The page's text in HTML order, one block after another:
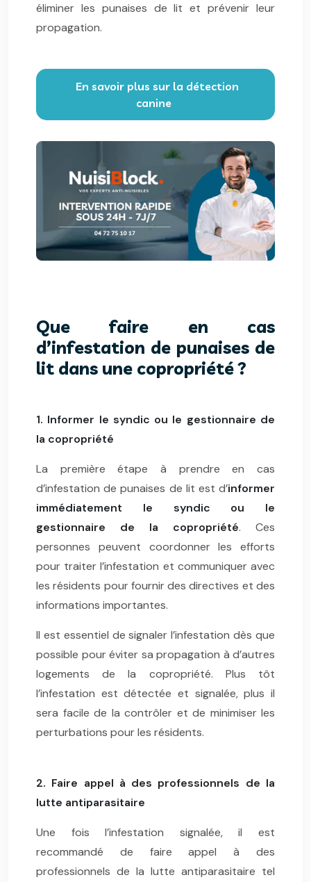
éliminer les punaises de lit et prévenir leur
propagation.
En savoir plus sur la détection
canine
Que faire en cas
d’infestation de punaises de
lit dans une copropriété ?
1. Informer le syndic ou le gestionnaire de
la copropriété
La première étape à prendre en cas
d’infestation de punaises de lit est d’informer
immédiatement le syndic ou le
gestionnaire de la copropriété. Ces
personnes peuvent coordonner les efforts
pour traiter l’infestation et communiquer avec
les résidents pour fournir des directives et des
informations importantes.
Il est essentiel de signaler l’infestation dès que
possible pour éviter sa propagation à d’autres
logements de la copropriété. Plus tôt
l’infestation est détectée et signalée, plus il
sera facile de la contrôler et de minimiser les
perturbations pour les résidents.
2. Faire appel à des professionnels de la
lutte antiparasitaire
Une fois l’infestation signalée, il est
recommandé de faire appel à des
professionnels de la lutte antiparasitaire tel